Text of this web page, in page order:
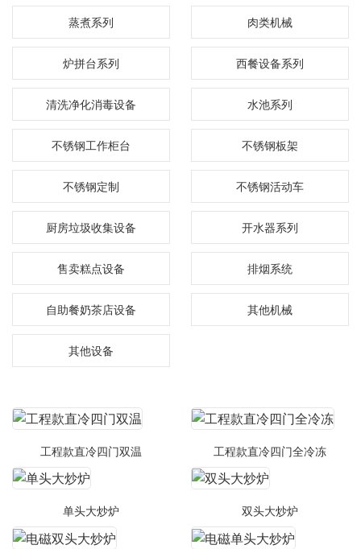
蒸煮系列 肉类机械
炉拼台系列 西餐设备系列
清洗净化消毒设备 水池系列
不锈钢工作柜台 不锈钢板架
不锈钢定制 不锈钢活动车
厨房垃圾收集设备 开水器系列
售卖糕点设备 排烟系统
自助餐奶茶店设备 其他机械
其他设备
工程款直冷四门双温 工程款直冷四门全冷冻
单头大炒炉 双头大炒炉